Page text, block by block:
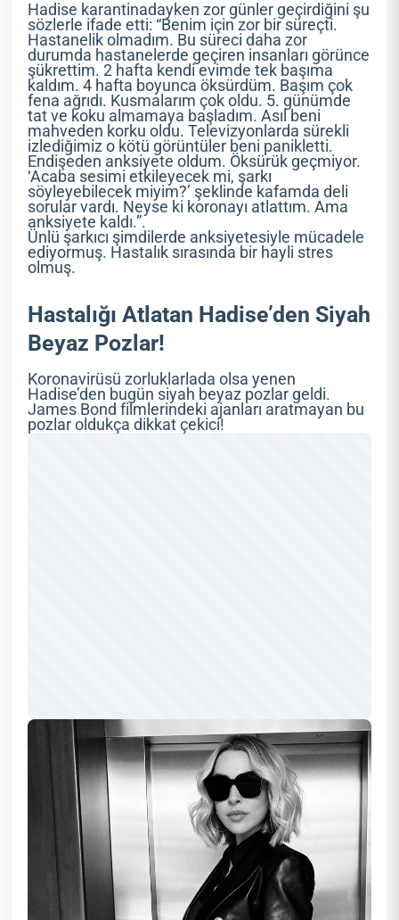
Hadise karantinadayken zor günler geçirdiğini şu
sözlerle ifade etti: “Benim için zor bir süreçti.
Hastanelik olmadım. Bu süreci daha zor
durumda hastanelerde geçiren insanları görünce
şükrettim. 2 hafta kendi evimde tek başıma
kaldım. 4 hafta boyunca öksürdüm. Başım çok
fena ağrıdı. Kusmalarım çok oldu. 5. günümde
tat ve koku almamaya başladım. Asıl beni
mahveden korku oldu. Televizyonlarda sürekli
izlediğimiz o kötü görüntüler beni panikletti.
Endişeden anksiyete oldum. Öksürük geçmiyor.
‘Acaba sesimi etkileyecek mi, şarkı
söyleyebilecek miyim?’ şeklinde kafamda deli
sorular vardı. Neyse ki koronayı atlattım. Ama
anksiyete kaldı.”.
Ünlü şarkıcı şimdilerde anksiyetesiyle mücadele
ediyormuş. Hastalık sırasında bir hayli stres
olmuş.
Hastalığı Atlatan Hadise’den Siyah
Beyaz Pozlar!
Koronavirüsü zorluklarlada olsa yenen
Hadise’den bugün siyah beyaz pozlar geldi.
James Bond filmlerindeki ajanları aratmayan bu
pozlar oldukça dikkat çekici!